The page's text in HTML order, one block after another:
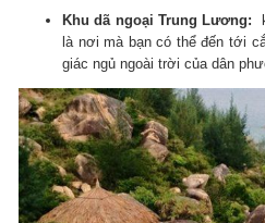
Khu dã ngoại Trung Lương:
là nơi mà bạn có thể đến tới
giác ngủ ngoài trời của dân